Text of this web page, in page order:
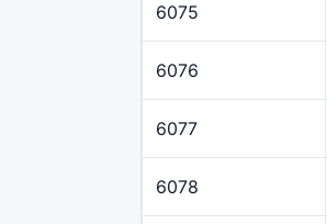
6075
6076
6077
6078